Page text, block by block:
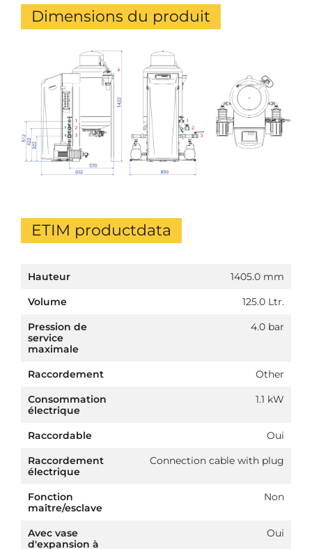
Dimensions du produit
ETIM productdata
Hauteur
1405.0 mm
Volume
125.0 Ltr.
Pression de
service
maximale
4.0 bar
Raccordement
Other
Consommation
électrique
1.1 kW
Raccordable
Oui
Raccordement
électrique
Connection cable with plug
Fonction
maître/esclave
Non
Avec vase
d'expansion à
Oui